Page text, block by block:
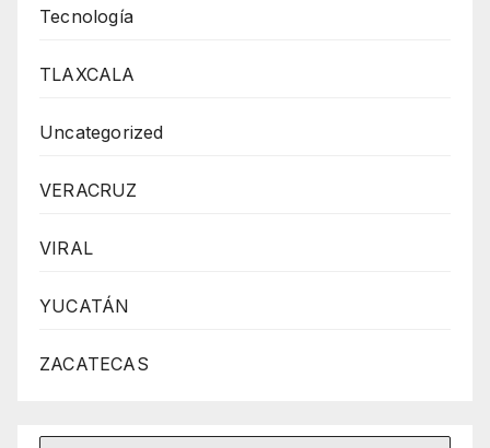
Tecnología
TLAXCALA
Uncategorized
VERACRUZ
VIRAL
YUCATÁN
ZACATECAS